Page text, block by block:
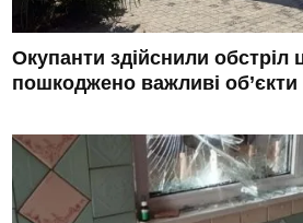
Окупанти здійснили обстріл
пошкоджено важливі об’єкти